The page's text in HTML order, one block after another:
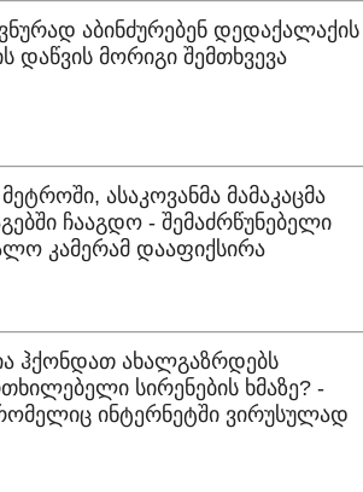
აბინძურებენ დედაქალაქის
დაწვის მორიგი შემთხვევა
ასაკოვანმა მამაკაცმა
ჩააგდო - შემაძრწუნებელი
კამერამ დააფიქსირა
ჰქონდათ ახალგაზრდებს
სირენების ხმაზე? -
ინტერნეტში ვირუსულად